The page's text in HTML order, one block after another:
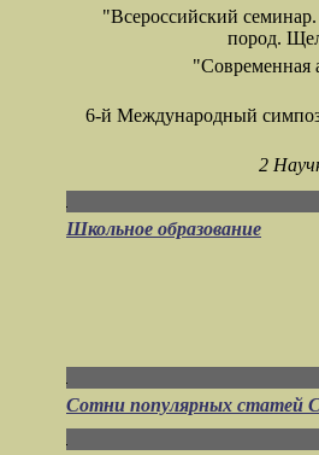
"Всероссийский
пород.
"Современная
6-й Международный
2
Школьное образование
Сотни популярных статей